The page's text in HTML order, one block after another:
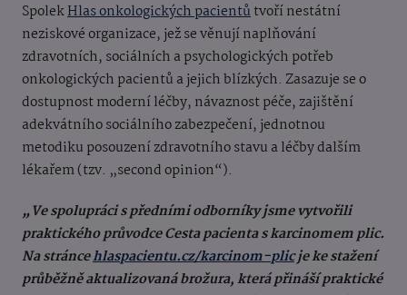
SpolekHlas onkologických pacientůtvoří nestátní
neziskové organizace, jež se věnují naplňování
zdravotních, sociálních a psychologických potřeb
onkologických pacientů a jejich blízkých. Zasazuje se o
dostupnost moderní léčby, návaznost péče, zajištění
adekvátního sociálního zabezpečení, jednotnou
metodiku posouzení zdravotního stavu a léčby dalším
lékařem (tzv. „second opinion“).
„Ve spolupráci s předními odborníky jsme vytvořili
praktického průvodce Cesta pacienta s karcinomem plic.
Na stráncehlaspacientu.cz/karcinom-plicje ke stažení
průběžně aktualizovaná brožura, která přináší praktické